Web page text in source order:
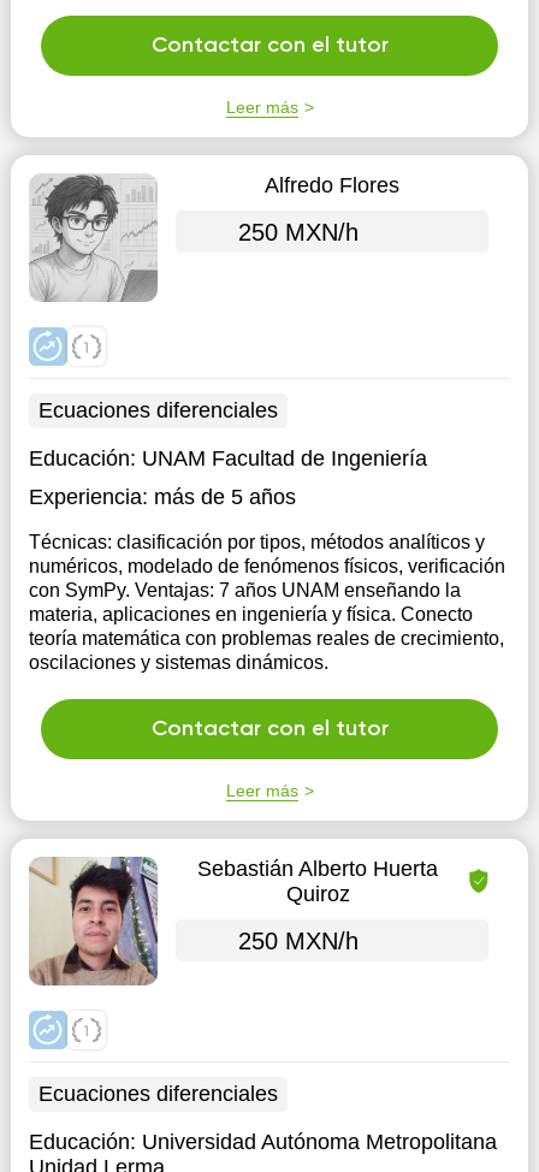
Contactar con el tutor
Leer más
Alfredo Flores
250 MXN/h
Ecuaciones diferenciales
Educación: UNAM Facultad de Ingeniería
Experiencia: más de 5 años
Técnicas: clasificación por tipos, métodos analíticos y
numéricos, modelado de fenómenos físicos, verificación
con SymPy. Ventajas: 7 años UNAM enseñando la
materia, aplicaciones en ingeniería y física. Conecto
teoría matemática con problemas reales de crecimiento,
oscilaciones y sistemas dinámicos.
Contactar con el tutor
Leer más
Sebastián Alberto Huerta
Quiroz
250 MXN/h
Ecuaciones diferenciales
Educación: Universidad Autónoma Metropolitana
Unidad Lerma